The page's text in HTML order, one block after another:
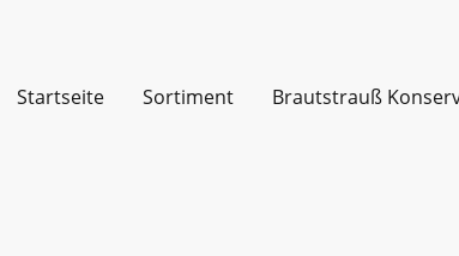
Startseite Sortiment